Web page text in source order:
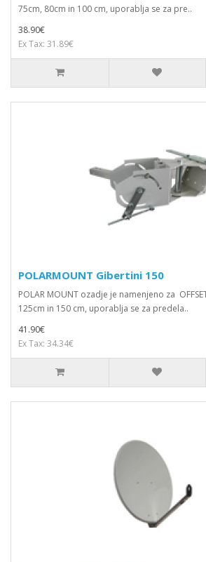
75cm, 80cm in 100 cm, uporablja se za pre..
38.90€
Ex Tax: 31.89€
POLARMOUNT Gibertini 150
POLAR MOUNT ozadje je namenjeno za
125cm in 150 cm, uporablja se za predela..
41.90€
Ex Tax: 34.34€